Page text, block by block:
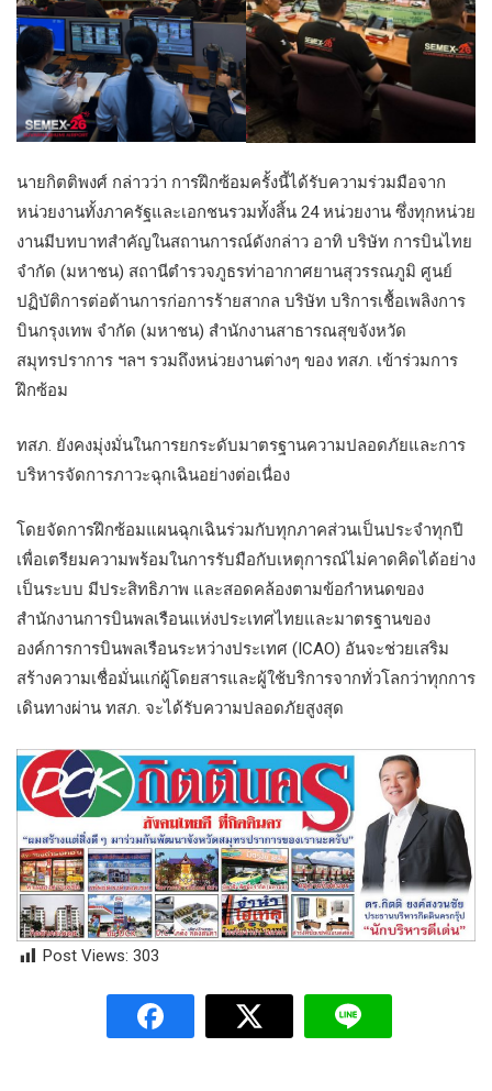
นายกิตติพงศ์ กล่าวว่า การฝึกซ้อมครั้งนี้ได้รับความร่วมมือจาก
หน่วยงานทั้งภาครัฐและเอกชนรวมทั้งสิ้น 24 หน่วยงาน ซึ่งทุกหน่วย
งานมีบทบาทสำคัญในสถานการณ์ดังกล่าว อาทิ บริษัท การบินไทย
จำกัด (มหาชน) สถานีตำรวจภูธรท่าอากาศยานสุวรรณภูมิ ศูนย์
ปฏิบัติการต่อต้านการก่อการร้ายสากล บริษัท บริการเชื้อเพลิงการ
บินกรุงเทพ จำกัด (มหาชน) สำนักงานสาธารณสุขจังหวัด
สมุทรปราการ ฯลฯ รวมถึงหน่วยงานต่างๆ ของ ทสภ. เข้าร่วมการ
ฝึกซ้อม
ทสภ. ยังคงมุ่งมั่นในการยกระดับมาตรฐานความปลอดภัยและการ
บริหารจัดการภาวะฉุกเฉินอย่างต่อเนื่อง
โดยจัดการฝึกซ้อมแผนฉุกเฉินร่วมกับทุกภาคส่วนเป็นประจำทุกปี
เพื่อเตรียมความพร้อมในการรับมือกับเหตุการณ์ไม่คาดคิดได้อย่าง
เป็นระบบ มีประสิทธิภาพ และสอดคล้องตามข้อกำหนดของ
สำนักงานการบินพลเรือนแห่งประเทศไทยและมาตรฐานของ
องค์การการบินพลเรือนระหว่างประเทศ (ICAO) อันจะช่วยเสริม
สร้างความเชื่อมั่นแก่ผู้โดยสารและผู้ใช้บริการจากทั่วโลกว่าทุกการ
เดินทางผ่าน ทสภ. จะได้รับความปลอดภัยสูงสุด
Post Views: 303